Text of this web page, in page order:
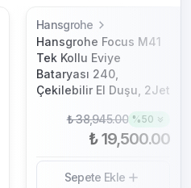
Hansgrohe
Hansgrohe Focus M41
Tek Kollu Eviye
Bataryası 240,
Çekilebilir El Duşu, 2Jet
₺ 38,945.00 %50
₺ 19,500.00
Sepete Ekle